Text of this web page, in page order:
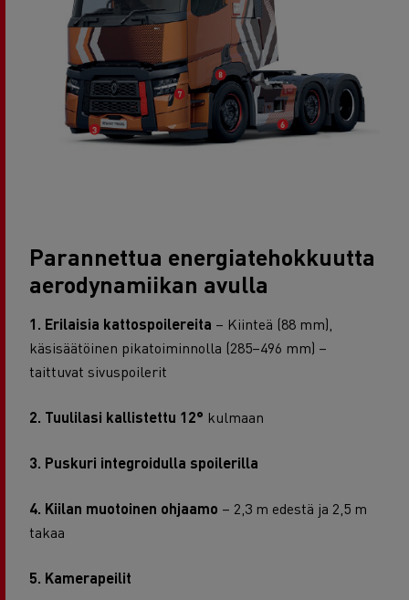
Parannettua energiatehokkuutta
aerodynamiikan avulla
1. Erilaisia kattospoilereita – Kiinteä (88 mm),
käsisäätöinen pikatoiminnolla (285–496 mm) –
taittuvat sivuspoilerit
2. Tuulilasi kallistettu 12° kulmaan
3. Puskuri integroidulla spoilerilla
4. Kiilan muotoinen ohjaamo – 2,3 m edestä ja 2,5 m
takaa
5. Kamerapeilit